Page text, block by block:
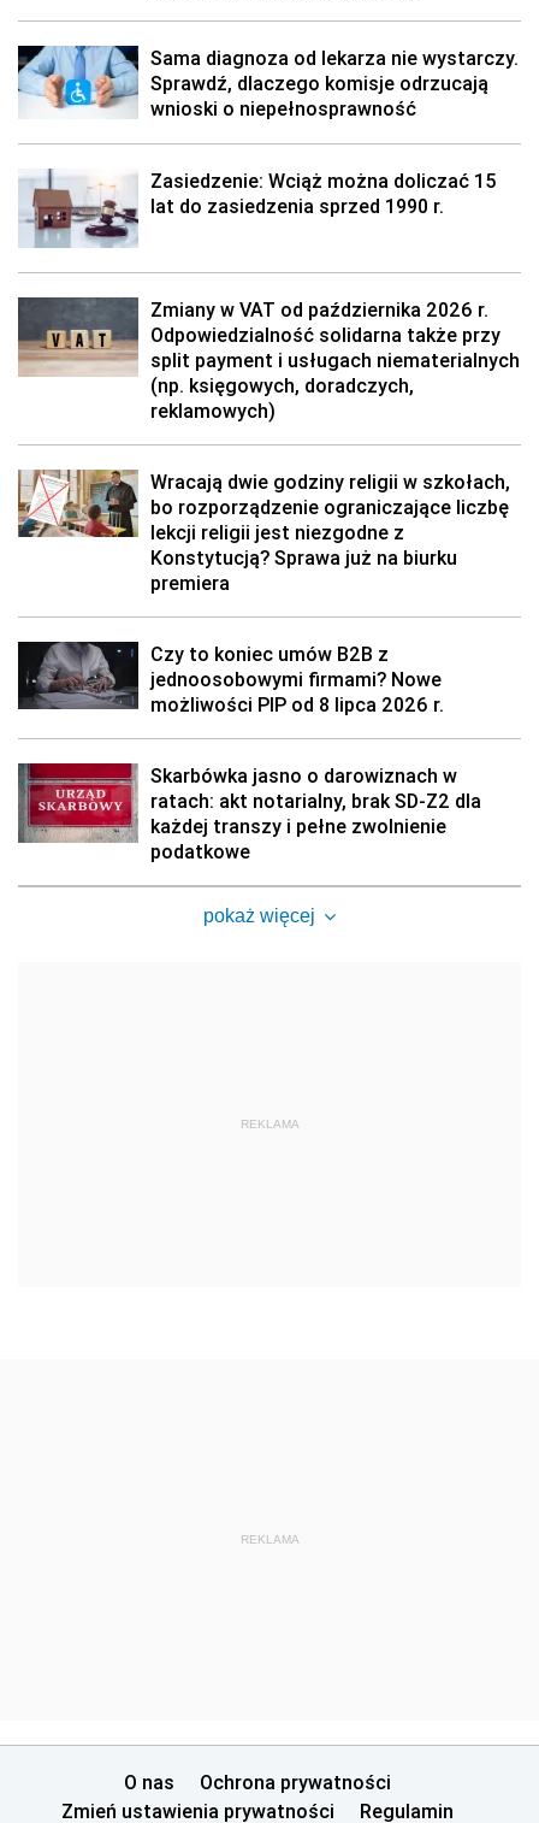
Sama diagnoza od lekarza nie wystarczy.
Sprawdź, dlaczego komisje odrzucają
wnioski o niepełnosprawność
Zasiedzenie: Wciąż można doliczać 15
lat do zasiedzenia sprzed 1990 r.
Zmiany w VAT od października 2026 r.
Odpowiedzialność solidarna także przy
split payment i usługach niematerialnych
(np. księgowych, doradczych,
reklamowych)
Wracają dwie godziny religii w szkołach,
bo rozporządzenie ograniczające liczbę
lekcji religii jest niezgodne z
Konstytucją? Sprawa już na biurku
premiera
Czy to koniec umów B2B z
jednoosobowymi firmami? Nowe
możliwości PIP od 8 lipca 2026 r.
Skarbówka jasno o darowiznach w
ratach: akt notarialny, brak SD-Z2 dla
każdej transzy i pełne zwolnienie
podatkowe
pokaż więcej
REKLAMA
REKLAMA
O nas
Ochrona prywatności
Zmień ustawienia prywatności
Regulamin